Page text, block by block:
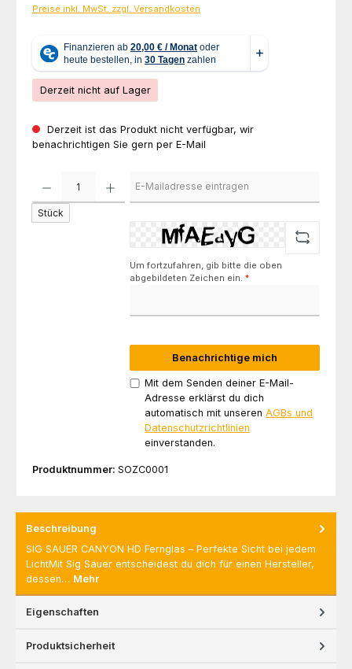
Preise inkl. MwSt. zzgl. Versandkosten
Derzeit nicht auf Lager
Derzeit ist das Produkt nicht verfügbar, wir
benachrichtigen Sie gern per E-Mail
Stück
Um fortzufahren, gib bitte die oben
abgebildeten Zeichen ein.*
Benachrichtige mich
Mit dem Senden deiner E-Mail-
Adresse erklärst du dich
automatisch mit unserenAGBs und
Datenschutzrichtlinien
einverstanden.
Produktnummer: SOZC0001
Beschreibung
SIG SAUER CANYON HD Fernglas – Perfekte Sicht bei jedem
LichtMit Sig Sauer entscheidest du dich für einen Hersteller,
dessen… Mehr
Eigenschaften
Produktsicherheit